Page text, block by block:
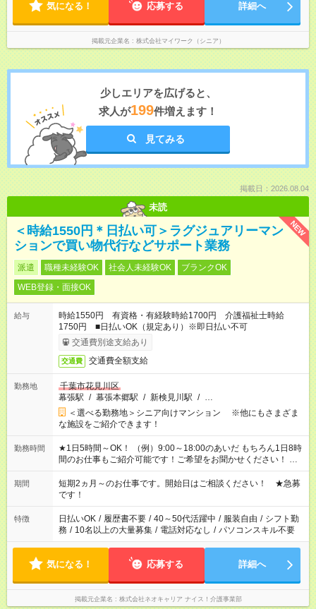
気になる！ 応募する 詳細へ
掲載元企業名 株式会社マイワーク（シニア）
少しエリアを広げると、
求人が199件増えます！
見てみる
掲載日：2026.08.04
未読
NEW
＜時給1550円＊日払い可＞ラグジュアリーマン
ションで買い物代行などサポート業務
派遣 職種未経験OK 社会人未経験OK
ブランクOK
WEB登録・面接OK
給与
時給1550円 有資格・有経験時給1700円 介護福祉士時給
1750円 ■日払いOK（規定あり）※即日払い不可
交通費別途支給あり
交通費 交通費全額支給
勤務地
千葉市花見川区
幕張駅 / 幕張本郷駅 / 新検見川駅 / …
＜選べる勤務地＞シニア向けマンション ※他にもさまざま
な施設をご紹介できます！
勤務時間
★1日5時間～OK！ （例）9:00～18:00のあいだ もちろん1日8時
間のお仕事もご紹介可能です！ご希望をお聞かせください！ ★
家庭の都合でお休みが必要な場合も遠慮なくご相談ください。
※週最低15時間以上の勤務が必要です
期間
短期2ヵ月～のお仕事です。開始日はご相談ください！ ★急募
です！
特徴 日払いOK / 履歴書不要 / 40～50代活躍中 / 服装自由 / シフト勤
務 / 10名以上の大量募集 / 電話対応なし / パソコンスキル不要
気になる！ 応募する 詳細へ
掲載元企業名 株式会社ネオキャリア ナイス！介護事業部